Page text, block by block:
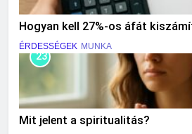
Hogyan kell 27%-os áfát
ÉRDESSÉGEK MUNKA
23
Mit jelent a spiritualitás?